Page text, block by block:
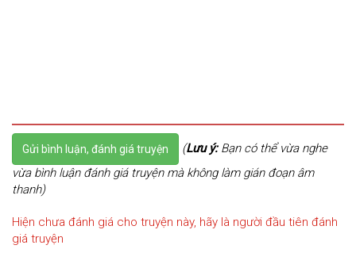
Gửi bình luận, đánh giá truyện (Lưu ý:Bạn có thể vừa nghe
vừa bình luận đánh giá truyện mà không làm gián đoạn âm
thanh)
Hiện chưa đánh giá cho truyện này, hãy là người đầu tiên đánh
giá truyện